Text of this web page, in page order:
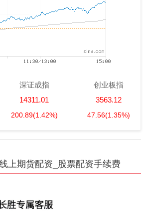
深证成指
14311.01
200.89(1.42%)
创业板指
3563.12
47.56(1.35%)
上期货配资_股票配资手续费